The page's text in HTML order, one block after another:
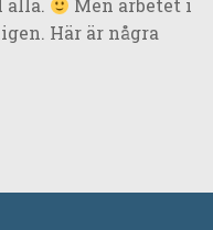
alla.
Men arbetet i
Här är några